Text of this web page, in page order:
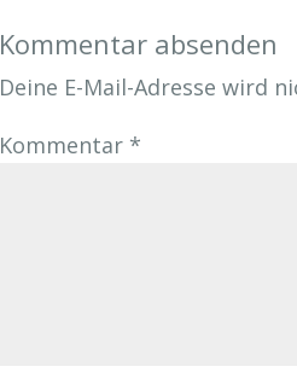
Kommentar absenden
Deine E-Mail-Adresse wird
Kommentar *